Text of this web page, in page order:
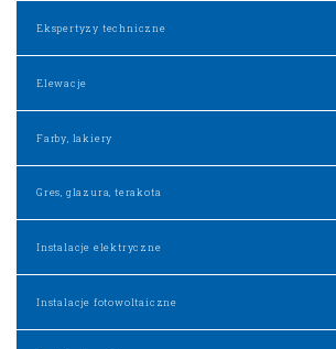
Ekspertyzy techniczne
Elewacje
Farby, lakiery
Gres, glazura, terakota
Instalacje elektryczne
Instalacje fotowoltaiczne